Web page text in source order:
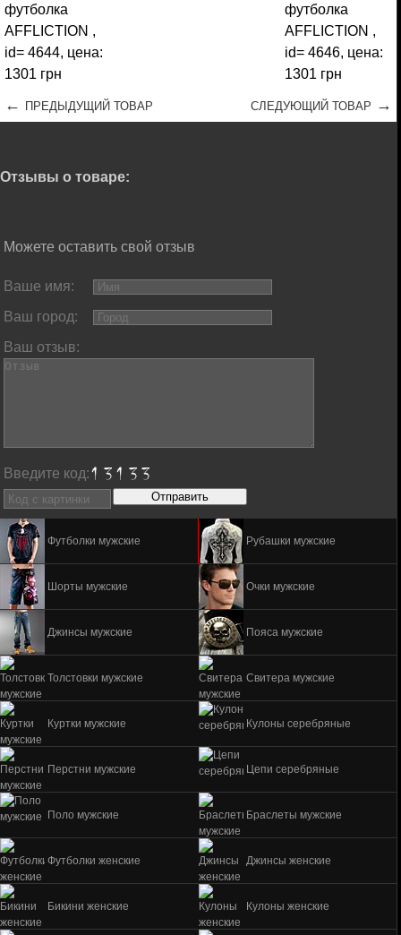
Футболки мужские Рубашки мужские
Шорты мужские Очки мужские
Джинсы мужские Пояса мужские
Толстовки мужские Свитера мужские
Куртки мужские Кулоны серебряные
Перстни мужские Цепи серебряные
Поло мужские Браслеты мужские
Футболки женские Джинсы женские
Бикини женские Кулоны женские
← ПРЕДЫДУЩИЙ ТОВАР СЛЕДУЮЩИЙ ТОВАР →
Отзывы о товаре:
Можете оставить свой отзыв
Ваше имя:
Ваш город:
Ваш отзыв:
Введите код: